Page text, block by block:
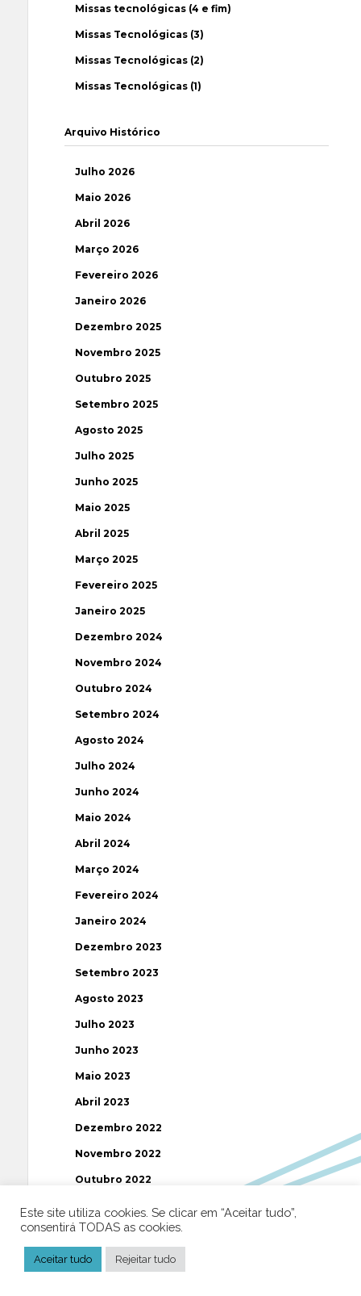
Missas tecnológicas (4 e fim)
Missas Tecnológicas (3)
Missas Tecnológicas (2)
Missas Tecnológicas (1)
Arquivo Histórico
Julho 2026
Maio 2026
Abril 2026
Março 2026
Fevereiro 2026
Janeiro 2026
Dezembro 2025
Novembro 2025
Outubro 2025
Setembro 2025
Agosto 2025
Julho 2025
Junho 2025
Maio 2025
Abril 2025
Março 2025
Fevereiro 2025
Janeiro 2025
Dezembro 2024
Novembro 2024
Outubro 2024
Setembro 2024
Agosto 2024
Julho 2024
Junho 2024
Maio 2024
Abril 2024
Março 2024
Fevereiro 2024
Janeiro 2024
Dezembro 2023
Setembro 2023
Agosto 2023
Julho 2023
Junho 2023
Maio 2023
Abril 2023
Dezembro 2022
Novembro 2022
Outubro 2022
Julho 2022
Junho 2022
Este site utiliza cookies. Se clicar em “Aceitar tudo”,
consentirá TODAS as cookies.
Aceitar tudo Rejeitar tudo